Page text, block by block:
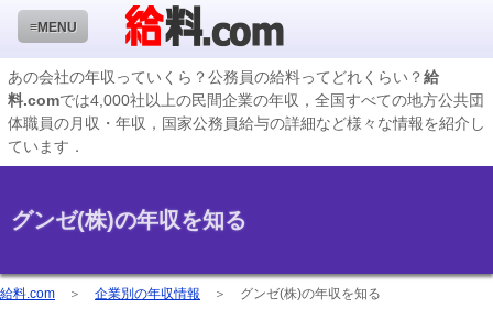
≡MENU
企業検索
年収ランキング
国家公務員編
地方公務員給料検索
あの会社の年収っていくら？公務員の給料ってどれくらい？給
料.comでは4,000社以上の民間企業の年収，全国すべての地方公共団
体職員の月収・年収，国家公務員給与の詳細など様々な情報を紹介し
ています．
グンゼ(株)の年収を知る
給料.com ＞ 企業別の年収情報 ＞ グンゼ(株)の年収を知る